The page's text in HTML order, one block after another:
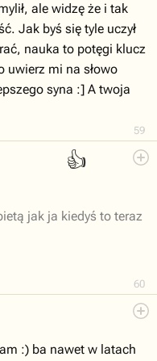
59
ale widzę że i tak
Jak byś się tyle uczył
nauka to potęgi klucz
uwierz mi na słowo
syna :] A twoja
👍
60
jak ja kiedyś to teraz
:) ba nawet w latach